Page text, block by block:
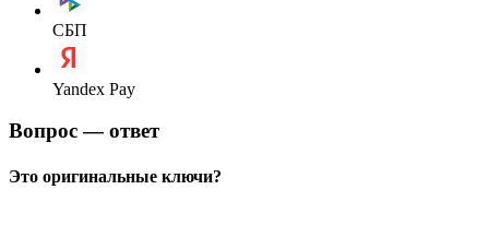
СБП
Yandex Pay
Вопрос — ответ
Это оригинальные ключи?